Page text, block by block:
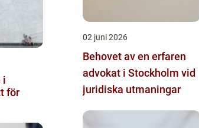
i
för
02 juni 2026
Behovet av en erfaren
advokat i Stockholm vid
juridiska utmaningar